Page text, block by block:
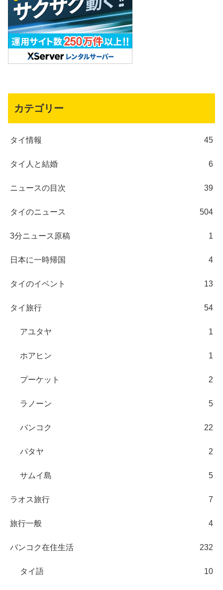
カテゴリー
タイ情報 45
タイ人と結婚 6
ニュースの目次 39
タイのニュース 504
3分ニュース原稿 1
日本に一時帰国 4
タイのイベント 13
タイ旅行 54
アユタヤ 1
ホアヒン 1
プーケット 2
ラノーン 5
バンコク 22
パタヤ 2
サムイ島 5
ラオス旅行 7
旅行一般 4
バンコク在住生活 232
タイ語 10